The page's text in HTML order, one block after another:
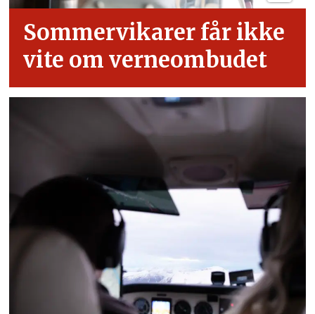
Sommervikarer får ikke
vite om verneombudet